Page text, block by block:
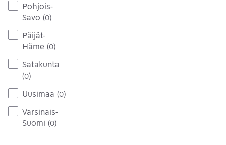
Pohjois-
Savo (0)
Päijät-
Häme (0)
Satakunta
(0)
Uusimaa (0)
Varsinais-
Suomi (0)